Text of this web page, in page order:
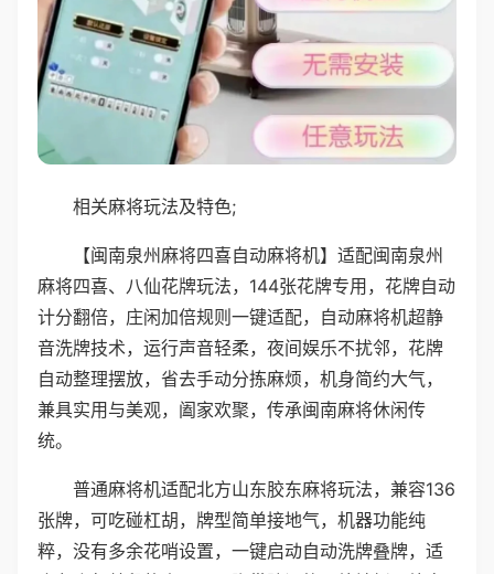
相关麻将玩法及特色;
【闽南泉州麻将四喜自动麻将机】适配闽南泉州
麻将四喜、八仙花牌玩法，144张花牌专用，花牌自动
计分翻倍，庄闲加倍规则一键适配，自动麻将机超静
音洗牌技术，运行声音轻柔，夜间娱乐不扰邻，花牌
自动整理摆放，省去手动分拣麻烦，机身简约大气，
兼具实用与美观，阖家欢聚，传承闽南麻将休闲传
统。
普通麻将机适配北方山东胶东麻将玩法，兼容136
张牌，可吃碰杠胡，牌型简单接地气，机器功能纯
粹，没有多余花哨设置，一键启动自动洗牌叠牌，适